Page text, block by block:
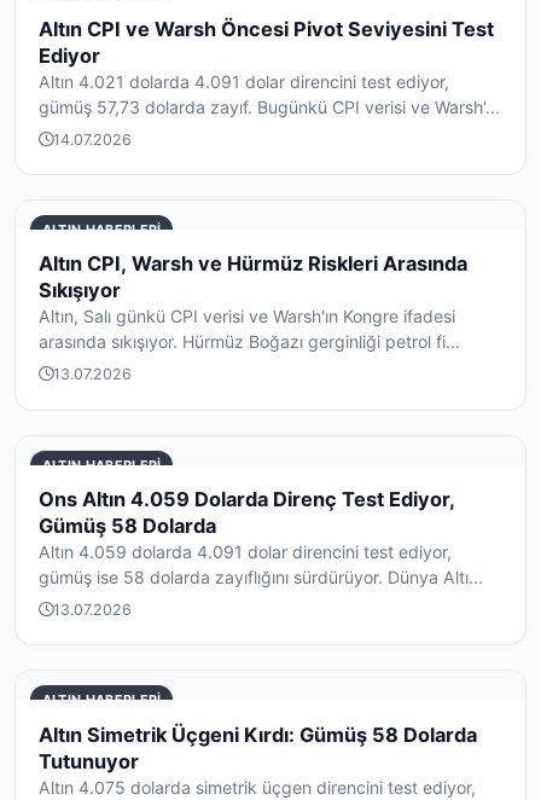
Altın CPI ve Warsh Öncesi Pivot Seviyesini Test
Ediyor
Altın 4.021 dolarda 4.091 dolar direncini test ediyor,
gümüş 57,73 dolarda zayıf. Bugünkü CPI verisi ve Warsh'...
14.07.2026
ALTIN HABERLERI
Altın CPI, Warsh ve Hürmüz Riskleri Arasında
Sıkışıyor
Altın, Salı günkü CPI verisi ve Warsh'ın Kongre ifadesi
arasında sıkışıyor. Hürmüz Boğazı gerginliği petrol fi...
13.07.2026
ALTIN HABERLERI
Ons Altın 4.059 Dolarda Direnç Test Ediyor,
Gümüş 58 Dolarda
Altın 4.059 dolarda 4.091 dolar direncini test ediyor,
gümüş ise 58 dolarda zayıflığını sürdürüyor. Dünya Altı...
13.07.2026
ALTIN HABERLERI
Altın Simetrik Üçgeni Kırdı: Gümüş 58 Dolarda
Tutunuyor
Altın 4.075 dolarda simetrik üçgen direncini test ediyor,